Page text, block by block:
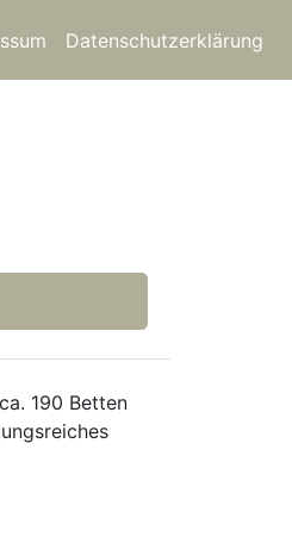
Datenschutzerklärung
190 Betten